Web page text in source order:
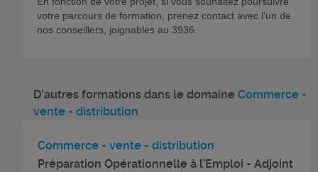
votre parcours de formation, prenez contact avec l’un de
nos conseillers, joignables au 3936.
D'autres formations dans le domaine Commerce -
vente - distribution
Commerce - vente - distribution
Préparation Opérationnelle à l’Emploi - Adjoint